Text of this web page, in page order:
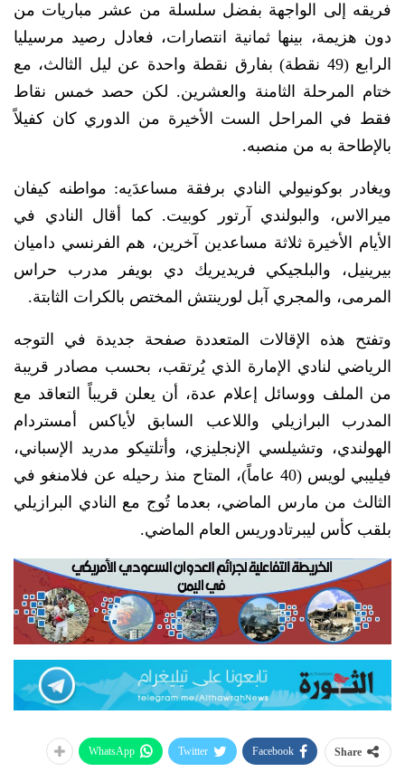
فريقه إلى الواجهة بفضل سلسلة من عشر مباريات من
دون هزيمة، بينها ثمانية انتصارات، فعادل رصيد مرسيليا
الرابع (49 نقطة) بفارق نقطة واحدة عن ليل الثالث، مع
ختام المرحلة الثامنة والعشرين. لكن حصد خمس نقاط
فقط في المراحل الست الأخيرة من الدوري كان كفيلاً
بالإطاحة به من منصبه.
ويغادر بوكونيولي النادي برفقة مساعدَيه: مواطنه كيفان
ميرالاس، والبولندي آرتور كوبيت. كما أقال النادي في
الأيام الأخيرة ثلاثة مساعدين آخرين، هم الفرنسي داميان
بيرينيل، والبلجيكي فريديريك دي بويفر مدرب حراس
المرمى، والمجري آبل لورينتش المختص بالكرات الثابتة.
وتفتح هذه الإقالات المتعددة صفحة جديدة في التوجه
الرياضي لنادي الإمارة الذي يُرتقب، بحسب مصادر قريبة
من الملف ووسائل إعلام عدة، أن يعلن قريباً التعاقد مع
المدرب البرازيلي واللاعب السابق لأياكس أمستردام
الهولندي، وتشيلسي الإنجليزي، وأتلتيكو مدريد الإسباني،
فيليبي لويس (40 عاماً)، المتاح منذ رحيله عن فلامنغو في
الثالث من مارس الماضي، بعدما تُوج مع النادي البرازيلي
بلقب كأس ليبرتادوريس العام الماضي.
Share
Facebook
Twitter
WhatsApp